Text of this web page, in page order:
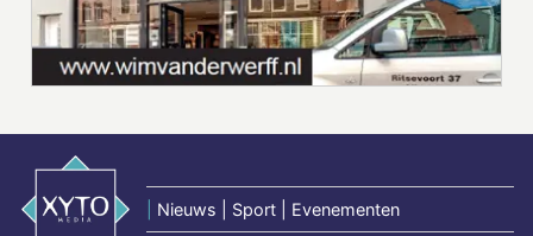
Nieuws | Sport | Evenementen